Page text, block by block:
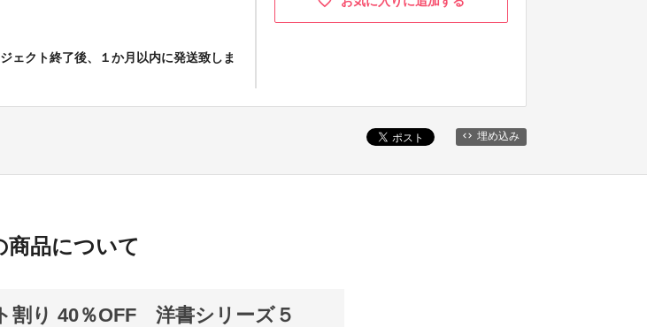
ェクト終了後、１か月以内に発送致しま
埋め込み
商品について
割り 40％OFF 洋書シリーズ５